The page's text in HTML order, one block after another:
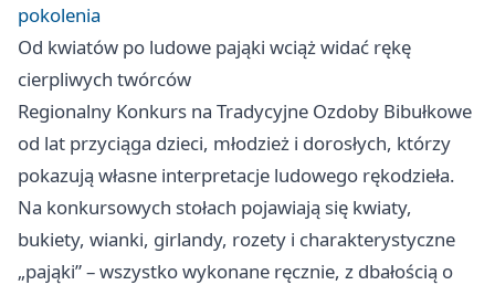
pokolenia
Od kwiatów po ludowe pająki wciąż widać rękę
cierpliwych twórców
Regionalny Konkurs na Tradycyjne Ozdoby Bibułkowe
od lat przyciąga dzieci, młodzież i dorosłych, którzy
pokazują własne interpretacje ludowego rękodzieła.
Na konkursowych stołach pojawiają się kwiaty,
bukiety, wianki, girlandy, rozety i charakterystyczne
„pająki” – wszystko wykonane ręcznie, z dbałością o